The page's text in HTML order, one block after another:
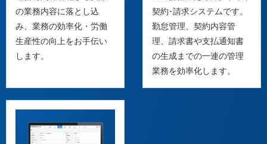
の業務内容に落とし込
み、業務の効率化・労働
生産性の向上をお手伝い
します。
契約･請求システムです。
勤怠管理、契約内容管
理、請求書や支払通知書
の生成までの一連の管理
業務を効率化します。